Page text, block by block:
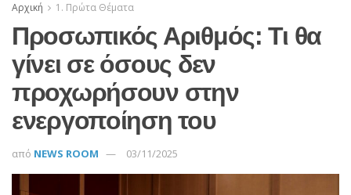
Αρχική 1. Πρώτα Θέματα
Προσωπικός Αριθμός: Τι θα
γίνει σε όσους δεν
προχωρήσουν στην
ενεργοποίηση του
από NEWS ROOM 03/11/2025